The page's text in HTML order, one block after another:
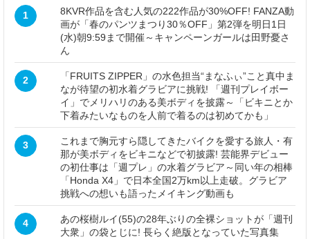
1
8KVR作品を含む人気の222作品が30%OFF! FANZA動
画が「春のパンツまつり30％OFF」第2弾を明日1日
(水)朝9:59まで開催～キャンペーンガールは田野憂さ
ん
2
「FRUITS ZIPPER」の水色担当“まなふぃ”こと真中ま
なが待望の初水着グラビアに挑戦! 「週刊プレイボー
イ」でメリハリのある美ボディを披露～「ビキニとか
下着みたいなものを人前で着るのは初めてかも」
3
これまで胸元すら隠してきたバイクを愛する旅人・有
那が美ボディをビキニなどで初披露! 芸能界デビュー
の初仕事は「週プレ」の水着グラビア～同い年の相棒
「Honda X4」で日本全国2万km以上走破。グラビア
挑戦への想いも語ったメイキング動画も
4
あの桜樹ルイ(55)の28年ぶりの全裸ショットが「週刊
大衆」の袋とじに! 長らく絶版となっていた写真集